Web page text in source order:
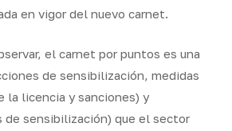
en vigor del nuevo carnet.
el carnet por puntos es una
de sensibilización, medidas
la licencia y sanciones) y
de sensibilización) que el sector